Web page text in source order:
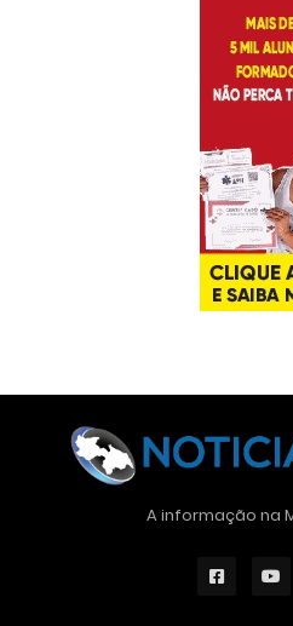
A informação na